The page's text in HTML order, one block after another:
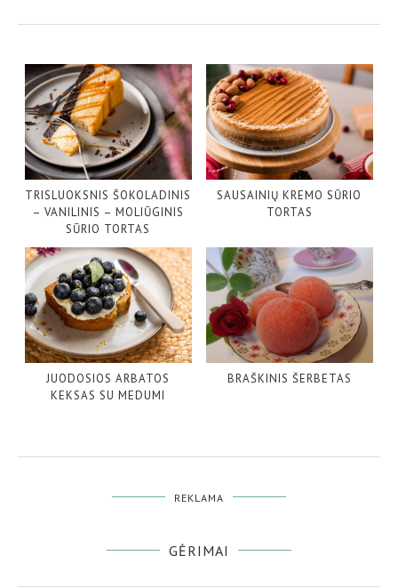
TRISLUOKSNIS ŠOKOLADINIS
– VANILINIS – MOLIŪGINIS
SŪRIO TORTAS
SAUSAINIŲ KREMO SŪRIO
TORTAS
JUODOSIOS ARBATOS
KEKSAS SU MEDUMI
BRAŠKINIS ŠERBETAS
REKLAMA
GĖRIMAI